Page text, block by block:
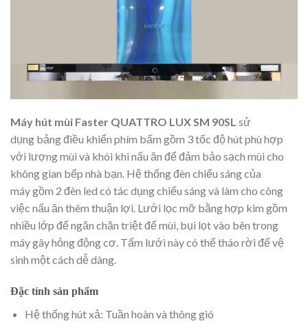
Máy hút mùi Faster QUATTRO LUX SM 90SL sử
dụng bảng điều khiển phím bấm gồm 3 tốc độ hút phù hợp
với lượng mùi và khói khi nấu ăn để đảm bảo sạch mùi cho
không gian bếp nhà bạn. Hệ thống đèn chiếu sáng của
máy gồm 2 đèn led có tác dụng chiếu sáng và làm cho công
việc nấu ăn thêm thuận lợi. Lưới lọc mỡ bằng hợp kim gồm
nhiều lớp để ngăn chặn triệt để mùi, bụi lọt vào bên trong
máy gây hỏng động cơ. Tấm lưới này có thể tháo rời để vệ
sinh một cách dễ dàng.
Đặc tính sản phẩm
Hệ thống hút xả: Tuần hoàn và thông gió